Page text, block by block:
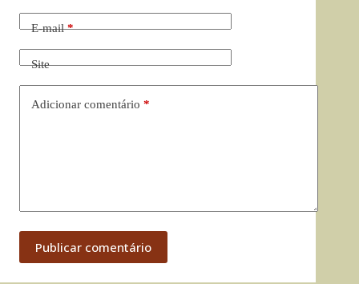
E-mail*
Site
Adicionar comentário *
Publicar comentário